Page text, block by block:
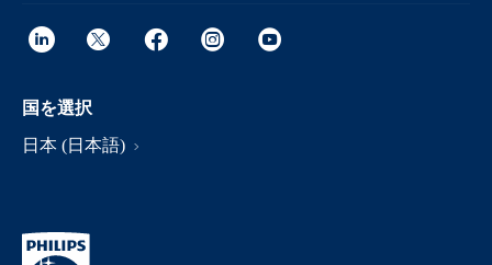
国を選択
日本 (日本語)